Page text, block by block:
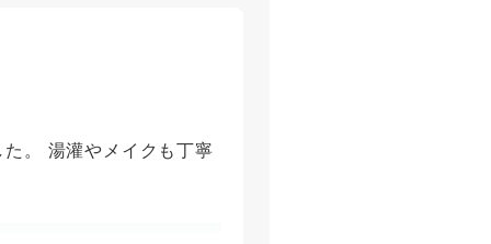
。 湯灌やメイクも丁寧